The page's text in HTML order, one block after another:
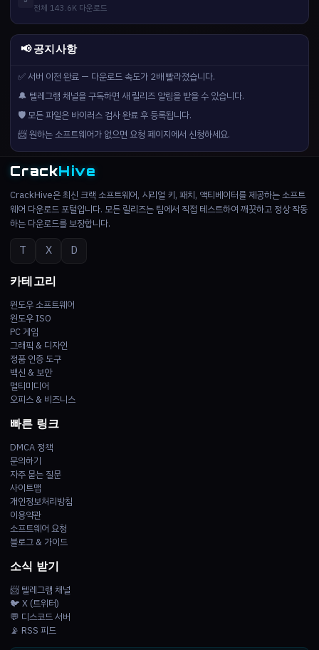
전체 143.6K 다운로드
📢 공지사항
✅ 서버 이전 완료 — 다운로드 속도가 2배 빨라졌습니다.
🔔 텔레그램 채널을 구독하면 새 릴리즈 알림을 받을 수 있습니다.
🛡️ 모든 파일은 바이러스 검사 완료 후 등록됩니다.
📨 원하는 소프트웨어가 없으면 요청 페이지에서 신청하세요.
CrackHive
CrackHive은 최신 크랙 소프트웨어, 시리얼 키, 패치, 액티베이터를 제공하는 소프트
웨어 다운로드 포털입니다. 모든 릴리즈는 팀에서 직접 테스트하여 깨끗하고 정상 작동
하는 다운로드를 보장합니다.
T X D
카테고리
윈도우 소프트웨어
윈도우 ISO
PC 게임
그래픽 & 디자인
정품 인증 도구
백신 & 보안
멀티미디어
오피스 & 비즈니스
빠른 링크
DMCA 정책
문의하기
자주 묻는 질문
사이트맵
개인정보처리방침
이용약관
소프트웨어 요청
블로그 & 가이드
소식 받기
📨 텔레그램 채널
🐦 X (트위터)
💬 디스코드 서버
📡 RSS 피드